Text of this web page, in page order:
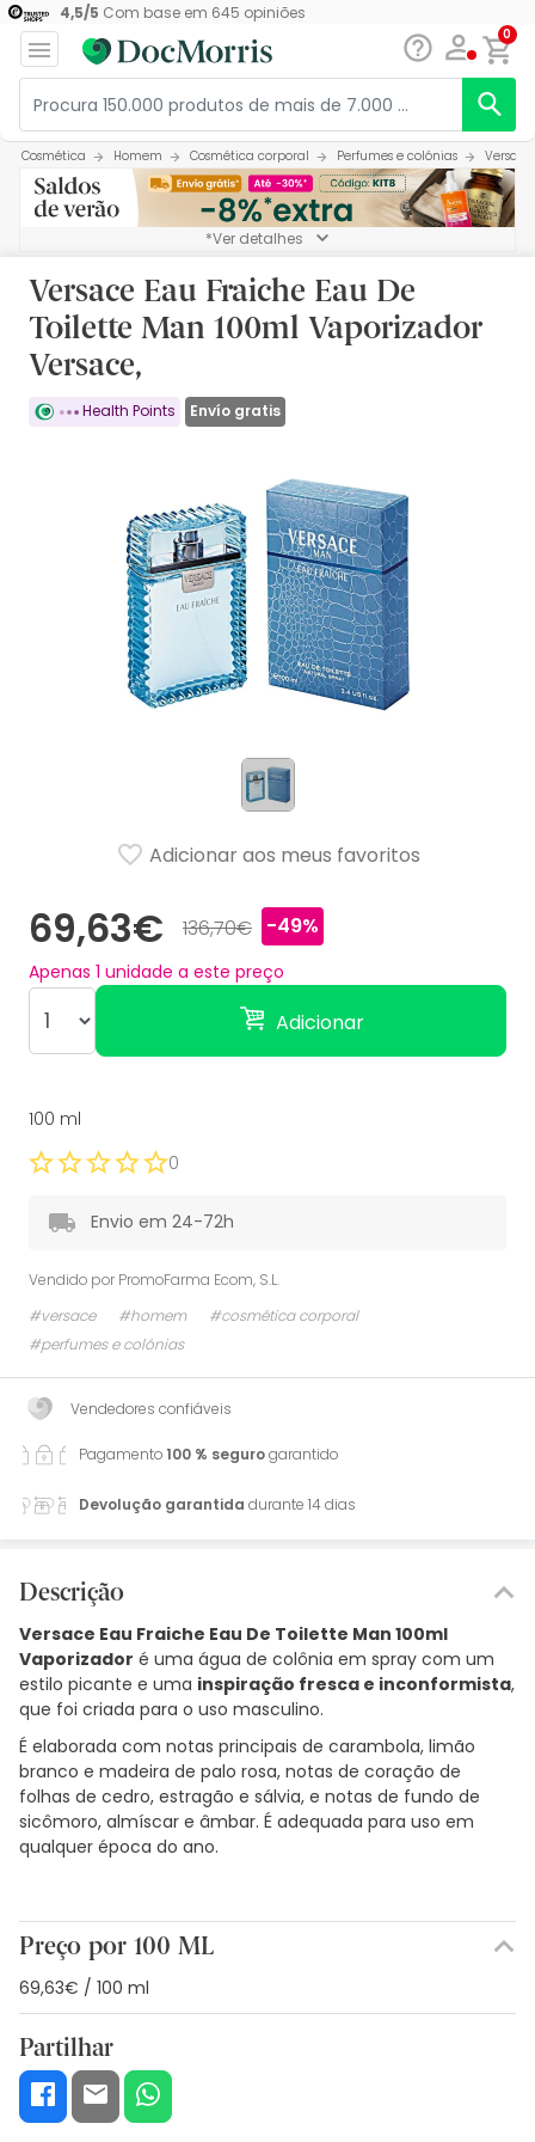
4,5/5 Com base em 645 opiniões
0
Cosmética Homem Cosmética corporal Perfumes e colónias
*Ver detalhes
Versace Eau Fraiche Eau De
Toilette Man 100ml Vaporizador
Versace,
Health Points Envío gratis
69,63€ 136,70€ -49%
Apenas 1 unidade a este preço
Adicionar
Adicionar aos meus favoritos
100 ml
0
Envio em 24-72h
Vendido por PromoFarma Ecom, S.L.
#versace
#homem
#cosmética corporal
#perfumes e colónias
Vendedores confiáveis
Pagamento100 % segurogarantido
Devolução garantida durante 14 dias
Descrição
Versace Eau Fraiche Eau De Toilette Man 100ml
Vaporizador é uma água de colônia em spray com um
estilo picante e uma inspiração fresca e inconformista,
que foi criada para o uso masculino.
É elaborada com notas principais de carambola, limão
branco e madeira de palo rosa, notas de coração de
folhas de cedro, estragão e sálvia, e notas de fundo de
sicômoro, almíscar e âmbar. É adequada para uso em
qualquer época do ano.
Preço por 100 ML
69,63€ / 100 ml
Partilhar